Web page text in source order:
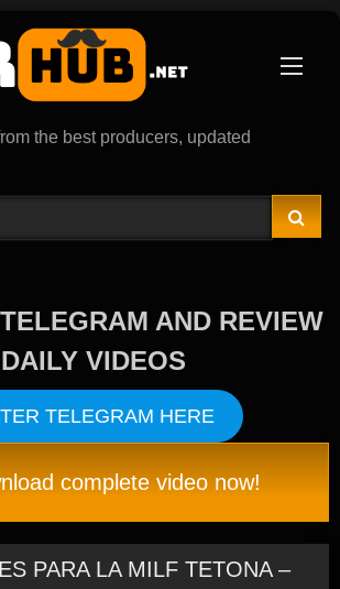
the best producers, updated
AND REVIEW
DAILY VIDEOS
TELEGRAM HERE
complete video now!
PARA LA MILF TETONA –